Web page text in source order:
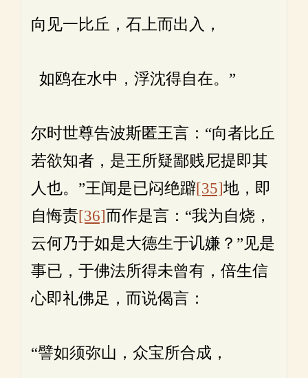
向见一比丘，石上而出入，
如鸥在水中，浮沈得自在。”
尔时世尊告波斯匿王言：“向者比丘
若欲知者，是王所疑鄙贱尼提即其
人也。”王闻是已闷绝躃[35]地，即
自悔责[36]而作是言：“我为自烧，
云何乃于如是大德生于讥嫌？”见是
事已，于佛法所得未曾有，倍生信
心即礼佛足，而说偈言：
“譬如须弥山，众宝所合成，